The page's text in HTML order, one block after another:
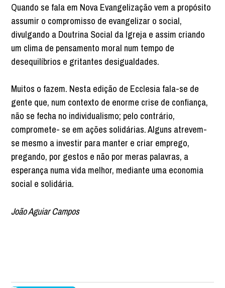
Quando se fala em Nova Evangelização vem a propósito
assumir o compromisso de evangelizar o social,
divulgando a Doutrina Social da Igreja e assim criando
um clima de pensamento moral num tempo de
desequilíbrios e gritantes desigualdades.
Muitos o fazem. Nesta edição de Ecclesia fala-se de
gente que, num contexto de enorme crise de confiança,
não se fecha no individualismo; pelo contrário,
compromete- se em ações solidárias. Alguns atrevem-
se mesmo a investir para manter e criar emprego,
pregando, por gestos e não por meras palavras, a
esperança numa vida melhor, mediante uma economia
social e solidária.
João Aguiar Campos